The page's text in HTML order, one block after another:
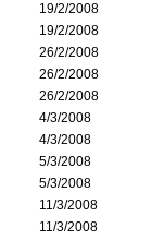
19/2/2008
19/2/2008
26/2/2008
26/2/2008
26/2/2008
4/3/2008
4/3/2008
5/3/2008
5/3/2008
11/3/2008
11/3/2008